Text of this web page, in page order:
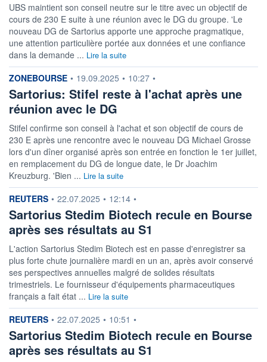
09h32 10h02
186
188
OUVERTURE
+ HAUT + BAS
VOLUME
636
VALORISATION
7 174 MEUR
DERNIER ÉCHANGE
07.08.26 / 10:31:23
LIMITE À LA
BAISSE
0,000
LIMITE À LA
HAUSSE
RENDEMENT
ESTIMÉ 2026
0,46% 33,24
DERNIER
0,00 EUR
DATE
-
PROCHAIN
DIVIDENDE
-
ÉLIGIBILITÉ
BOURSOVIE LUX
CTO BUSINESS
RISQUE ESG
+ PORTEFEUILLE
UBS maintient son conseil neutre sur le titre avec un objectif de
cours de 230 E suite à une réunion avec le DG du groupe. 'Le
nouveau DG de Sartorius apporte une approche pragmatique,
une attention particulière portée aux données et une confiance
dans la demande ... Lire la suite
information fournie par
ZONEBOURSE • 19.09.2025 • 10:27 •
Sartorius: Stifel reste à l'achat après une
réunion avec le DG
Stifel confirme son conseil à l'achat et son objectif de cours de
230 E après une rencontre avec le nouveau DG Michael Grosse
lors d'un dîner organisé après son entrée en fonction le 1er juillet,
en remplacement du DG de longue date, le Dr Joachim
Kreuzburg. 'Bien ... Lire la suite
information fournie par
REUTERS • 22.07.2025 • 12:14 •
Sartorius Stedim Biotech recule en Bourse
après ses résultats au S1
L'action Sartorius Stedim Biotech est en passe d'enregistrer sa
plus forte chute journalière mardi en un an, après avoir conservé
ses perspectives annuelles malgré de solides résultats
trimestriels. Le fournisseur d'équipements pharmaceutiques
français a fait état ... Lire la suite
information fournie par
REUTERS • 22.07.2025 • 10:51 •
Sartorius Stedim Biotech recule en Bourse
après ses résultats au S1